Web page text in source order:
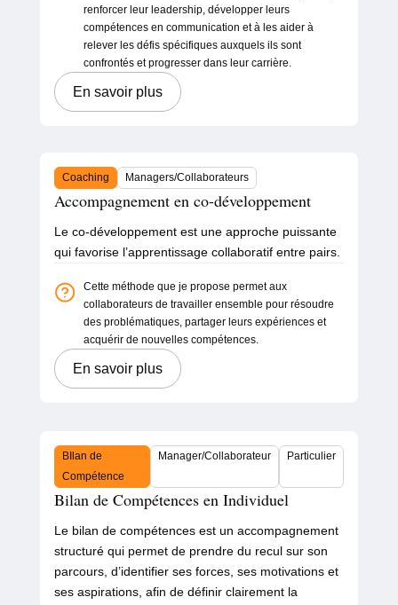
renforcer leur leadership, développer leurs
compétences en communication et à les aider à
relever les défis spécifiques auxquels ils sont
confrontés et progresser dans leur carrière.
En savoir plus
Coaching Managers/Collaborateurs
Accompagnement en co-développement
Le co-développement est une approche puissante
qui favorise l’apprentissage collaboratif entre pairs.
Cette méthode que je propose permet aux
collaborateurs de travailler ensemble pour résoudre
des problématiques, partager leurs expériences et
acquérir de nouvelles compétences.
En savoir plus
BIlan de
Compétence
Manager/Collaborateur Particulier
Bilan de Compétences en Individuel
Le bilan de compétences est un accompagnement
structuré qui permet de prendre du recul sur son
parcours, d’identifier ses forces, ses motivations et
ses aspirations, afin de définir clairement la